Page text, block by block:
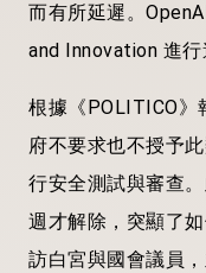
而有所延遲。
and Innovation 進行
根據《POLITICO》
府不要求也不授予
行安全測試與審查
週才解除，突顯了
訪白宮與國會議員